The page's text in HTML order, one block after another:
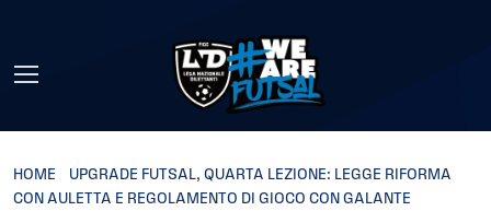
HOME
UPGRADE FUTSAL, QUARTA LEZIONE: LEGGE RIFORMA
CON AULETTA E REGOLAMENTO DI GIOCO CON GALANTE